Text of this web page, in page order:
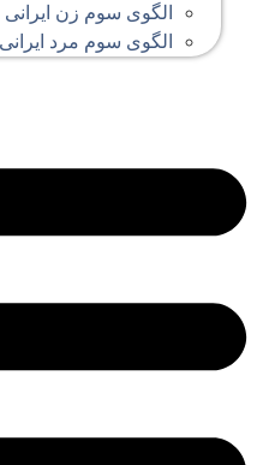
الگوی سوم زن ایرانی
الگوی سوم مرد ایرانی